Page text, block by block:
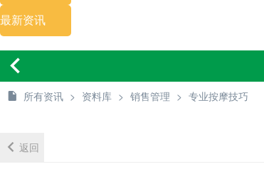
最新资讯
所有资讯 > 资料库 > 销售管理 > 专业按摩技巧
返回